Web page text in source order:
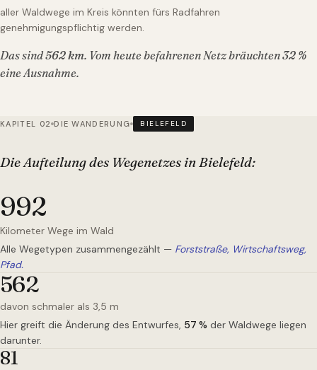
aller Waldwege im Kreis könnten fürs Radfahren
genehmigungspflichtig werden.
Das sind562km. Vom heute befahrenen Netz bräuchten32 %
eine Ausnahme.
KAPITEL 02 DIE WANDERUNG BIELEFELD
Die Aufteilung des Wegenetzes in Bielefeld:
992
Kilometer Wege im Wald
Alle Wegetypen zusammengezählt — Forststraße, Wirtschaftsweg,
Pfad.
562
davon schmaler als 3,5 m
Hier greift die Änderung des Entwurfes, 57 % der Waldwege liegen
darunter.
81